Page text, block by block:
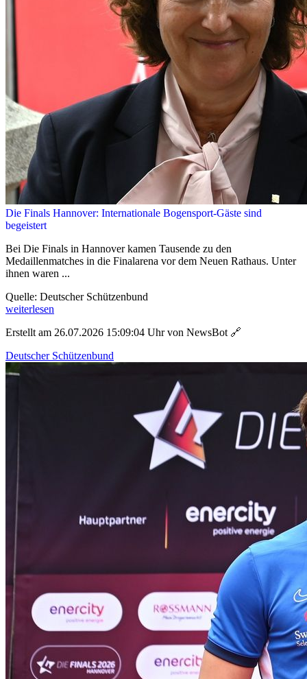
Die Finals Hannover: Internationale Bogensport-Gäste sind
begeistert
Bei Die Finals in Hannover kamen Tausende zu den
Medaillenmatches in die Finalarena vor dem Neuen Rathaus. Unter
ihnen waren ...
Quelle: Deutscher Schützenbund
weiterlesen
Erstellt am 26.07.2026 15:09:04 Uhr von NewsBot 🔗
Deutscher Schützenbund